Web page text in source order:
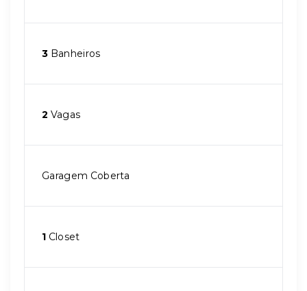
3 Banheiros
2 Vagas
Garagem Coberta
1 Closet